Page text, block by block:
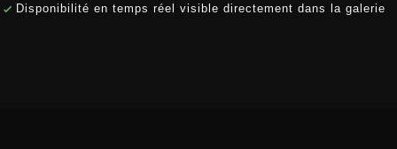
Disponibilité en temps réel visible directement dans la galerie